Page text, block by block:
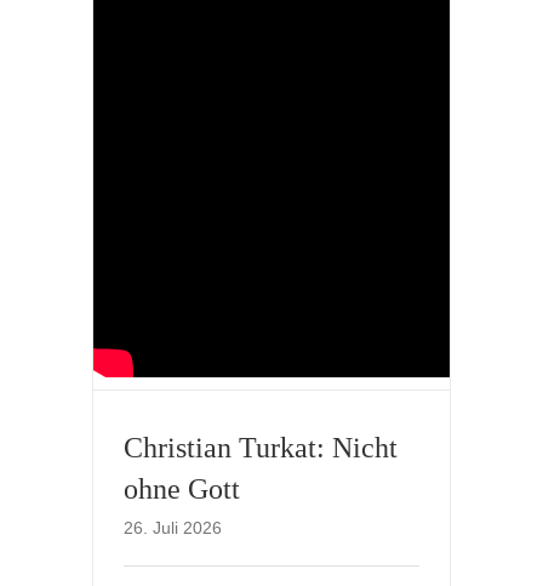
Christian Turkat: Nicht
ohne Gott
26. Juli 2026